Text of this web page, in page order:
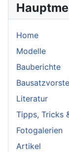
Home
Modelle
Bauberichte
Literatur
Tipps, Tricks
Fotogalerien
Artikel